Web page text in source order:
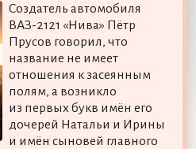
Создатель автомобиля
ВАЗ-2121 «Нива» Пётр
Прусов говорил, что
название не имеет
отношения к засеянным
полям, а возникло
из первых букв имён его
дочерей Натальи и Ирины
и имён сыновей главного